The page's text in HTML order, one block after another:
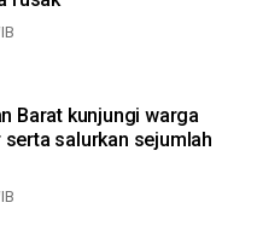
Barat kunjungi warga
salurkan sejumlah